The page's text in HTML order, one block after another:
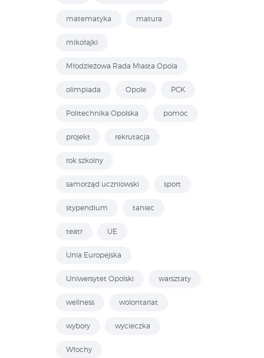
matematyka matura
mikołajki
Młodzieżowa Rada Miasta Opola
olimpiada Opole PCK
Politechnika Opolska pomoc
projekt rekrutacja
rok szkolny
samorząd uczniowski sport
stypendium taniec
teatr UE
Unia Europejska
Uniwersytet Opolski warsztaty
wellness wolontariat
wybory wycieczka
Włochy